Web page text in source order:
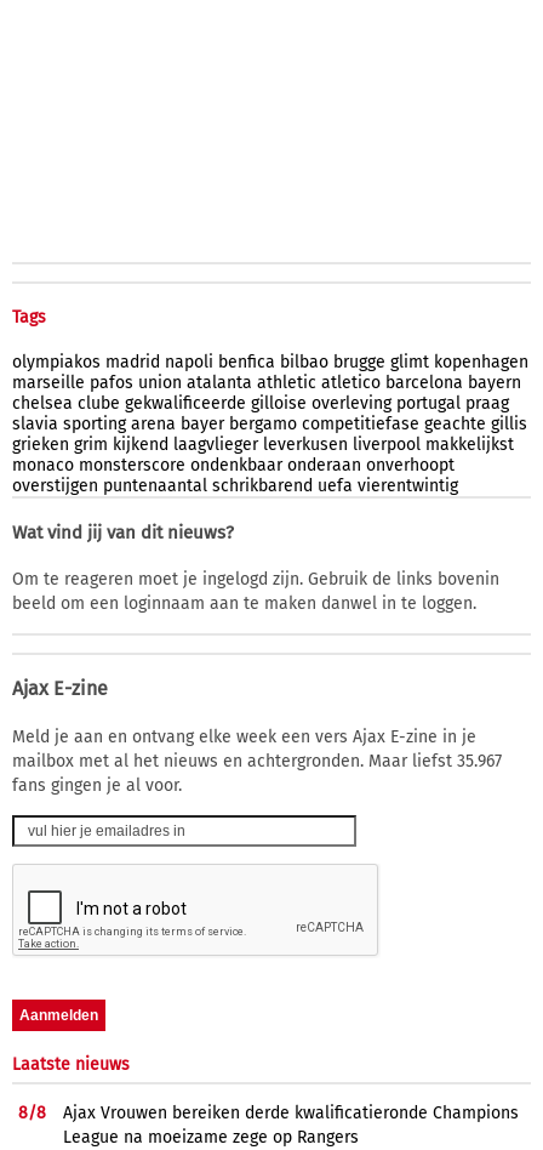
Tags
olympiakos madrid napoli benfica bilbao brugge glimt kopenhagen
marseille pafos union atalanta athletic atletico barcelona bayern
chelsea clube gekwalificeerde gilloise overleving portugal praag
slavia sporting arena bayer bergamo competitiefase geachte gillis
grieken grim kijkend laagvlieger leverkusen liverpool makkelijkst
monaco monsterscore ondenkbaar onderaan onverhoopt
overstijgen puntenaantal schrikbarend uefa vierentwintig
Wat vind jij van dit nieuws?
Om te reageren moet je ingelogd zijn. Gebruik de links bovenin
beeld om een loginnaam aan te maken danwel in te loggen.
Ajax E-zine
Meld je aan en ontvang elke week een vers Ajax E-zine in je
mailbox met al het nieuws en achtergronden. Maar liefst 35.967
fans gingen je al voor.
Laatste nieuws
8/8
Ajax Vrouwen bereiken derde kwalificatieronde Champions
League na moeizame zege op Rangers